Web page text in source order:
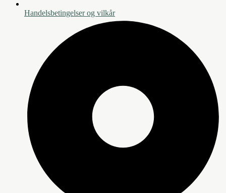
Handelsbetingelser og vilkår